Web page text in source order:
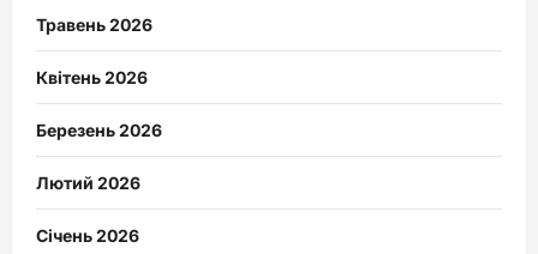
Травень 2026
Квітень 2026
Березень 2026
Лютий 2026
Січень 2026